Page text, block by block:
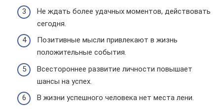
Не ждать более удачных моментов, действовать
сегодня.
Позитивные мысли привлекают в жизнь
положительные события.
Всестороннее развитие личности повышает
шансы на успех.
В жизни успешного человека нет места лени.